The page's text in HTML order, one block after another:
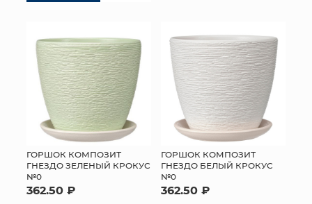
ГОРШОК КОМПОЗИТ
ГНЕЗДО ЗЕЛЕНЫЙ КРОКУС
№0
362.50 ₽
ГОРШОК КОМПОЗИТ
ГНЕЗДО БЕЛЫЙ КРОКУС
№0
362.50 ₽